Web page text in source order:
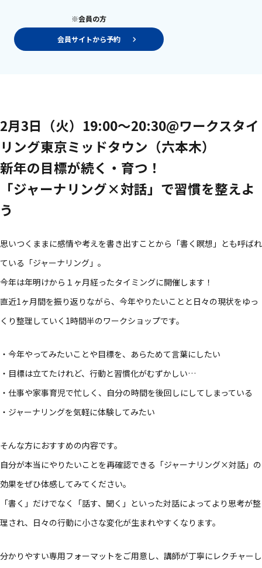
※会員の方
会員サイトから予約
2月3日（火）19:00～20:30@ワークスタイ
リング東京ミッドタウン​（六本木）
新年の​目標が​続く​・育つ！​
​「ジャーナリング×対話」で​習慣を​整えよ
う
思いつくままに​感情や​考えを​書き出す​ことから​「書く​瞑想」とも​呼ばれ
ている​「ジャーナリング」。​
今年は​年明けから​１ヶ月​経った​タイミングに​開催します！​
直近1ヶ月間を​振り返りながら、​今年やりたい​ことと​日々の​現状を​ゆっ
くり整理していく​1時間半の​ワークショップです。​
・​今年やってみたい​ことや​目標を、​あらためて​言葉に​したい
・目標は​立てたけれど、​行動と​習慣化が​むずかしい…
・​仕事や​家事育児で​忙しく、​自分の​時間を​後回しに​してしまっている​
・ジャーナリングを​気軽に​体験してみたい​
​そんな​方に​おすすめの​内容です。​
自分が​本当に​やりたい​ことを​再確認できる​「ジャーナリング×対話」の​
効果を​ぜひ体感してみてください。​
「書く」だけでなく​「話す、​聞く」と​いった​対話に​よってより​思考が​整
理され、​日々の​行動に​小さな​変化が​生まれやすくなります。​
分かりやすい​専用フォーマットを​ご用意し、​講師が​丁寧に​レクチャーし